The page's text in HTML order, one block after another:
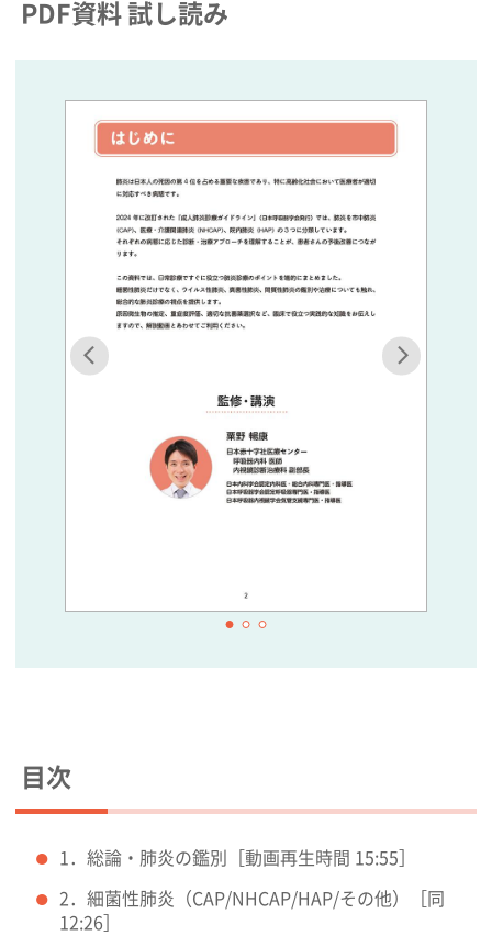
PDF資料 試し読み
目次
1．総論・肺炎の鑑別［動画再生時間 15:55］
2．細菌性肺炎（CAP/NHCAP/HAP/その他）［同
12:26］